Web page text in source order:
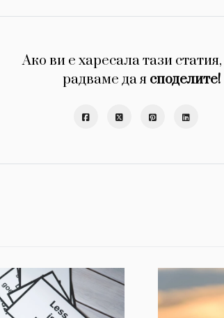
Ако ви е харесала тази
радваме да я споделите!